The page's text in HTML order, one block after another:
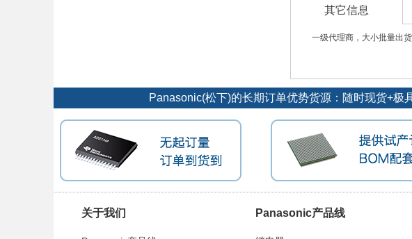
其它信息
一级代理商，大小批量出
Panasonic(松下)的长期订单优势货源：随时现货+
关于我们 Panasonic产品线